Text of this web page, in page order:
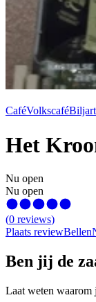
CaféVolkscafé
Het
Nu open
Nu open
(0 reviews)
Plaats reviewBellen
Ben jij de
Laat weten waarom